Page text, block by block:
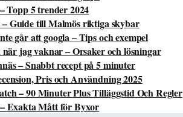
Topp 5 trender 2024
Guide till Malmös riktiga skybar
går att googla – Tips och exempel
jag vaknar – Orsaker och lösningar
– Snabbt recept på 5 minuter
Pris och Användning 2025
– 90 Minuter Plus Tilläggstid Och Regler
Exakta Mått för Byxor